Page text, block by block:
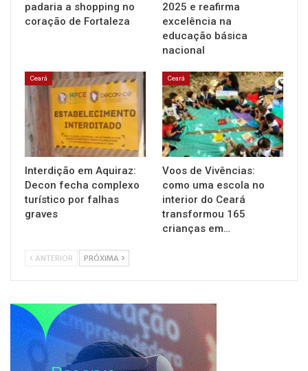
padaria a shopping no
coração de Fortaleza
2025 e reafirma
excelência na
educação básica
nacional
Ceará
Interdição em Aquiraz:
Decon fecha complexo
turístico por falhas
graves
Ceará
Voos de Vivências:
como uma escola no
interior do Ceará
transformou 165
crianças em…
ANTERIOR PRÓXIMA